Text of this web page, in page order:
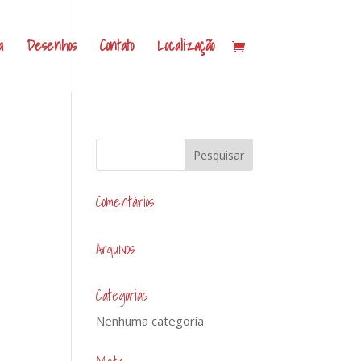
Desenhos Contato Localização
Comentários
Arquivos
Categorias
Nenhuma categoria